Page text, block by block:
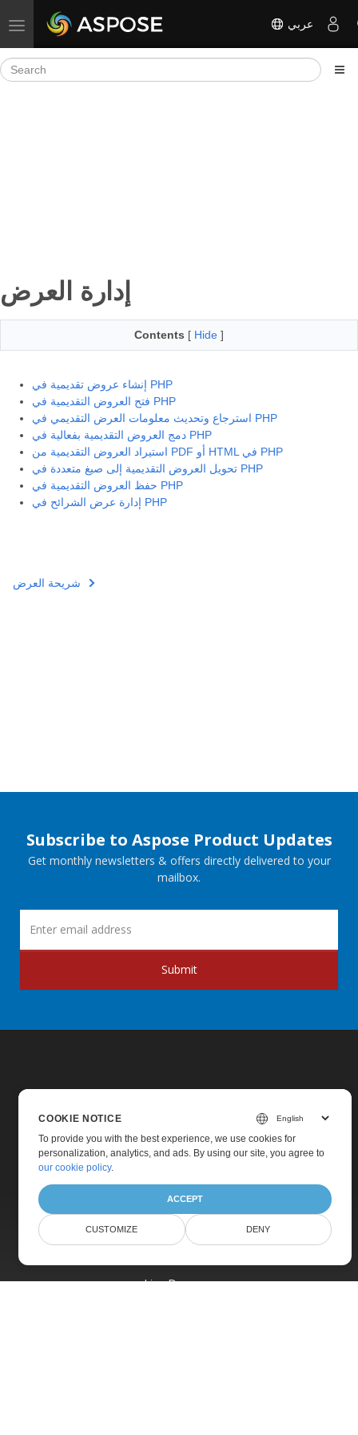
Toggle navigation عربي
إدارة العرض
Contents [ Hide ]
إنشاء عروض تقديمية في PHP
فتح العروض التقديمية في PHP
استرجاع وتحديث معلومات العرض التقديمي في PHP
دمج العروض التقديمية بفعالية في PHP
استيراد العروض التقديمية من PDF أو HTML في PHP
تحويل العروض التقديمية إلى صيغ متعددة في PHP
حفظ العروض التقديمية في PHP
إدارة عرض الشرائح في PHP
شريحة العرض
Subscribe to Aspose Product Updates
Get monthly newsletters & offers directly delivered to your
mailbox.
Submit
Home
Products
Pricing
Live Demos
COOKIE NOTICE
To provide you with the best experience, we use cookies for
personalization, analytics, and ads. By using our site, you agree to
our cookie policy.
ACCEPT
CUSTOMIZE DENY